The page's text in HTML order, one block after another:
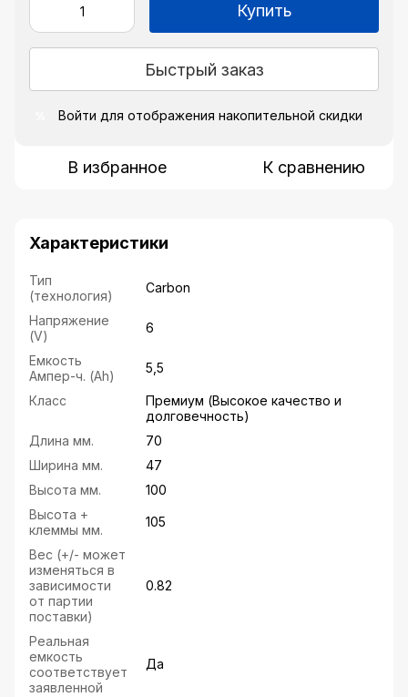
Купить
Быстрый заказ
Войти для отображения накопительной скидки
В избранное К сравнению
Характеристики
Тип
(технология)
Carbon
Напряжение
(V)
6
Емкость
Ампер-ч. (Ah)
5,5
Класс
Премиум (Высокое качество и
долговечность)
Длина мм.
70
Ширина мм.
47
Высота мм.
100
Высота +
клеммы мм.
105
Вес (+/- может
изменяться в
зависимости
от партии
поставки)
0.82
Реальная
емкость
соответствует
заявленной
Да